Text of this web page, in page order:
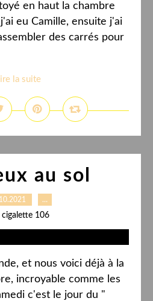
en haut la chambre
eu Camille, ensuite j'ai
des carrés pour
la suite
au sol
…
cigalette 106
et nous voici déjà à la
incroyable comme les
c'est le jour du "